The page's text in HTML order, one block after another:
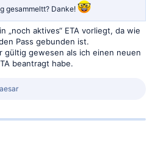
gesammeltt? Danke!
„noch aktives“ ETA vorliegt, da wie
Pass gebunden ist.
gültig gewesen als ich einen neuen
beantragt habe.